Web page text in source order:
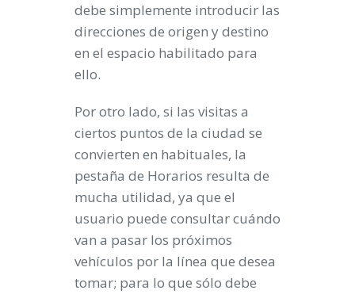
debe simplemente introducir las
direcciones de origen y destino
en el espacio habilitado para
ello.
Por otro lado, si las visitas a
ciertos puntos de la ciudad se
convierten en habituales, la
pestaña de Horarios resulta de
mucha utilidad, ya que el
usuario puede consultar cuándo
van a pasar los próximos
vehículos por la línea que desea
tomar; para lo que sólo debe